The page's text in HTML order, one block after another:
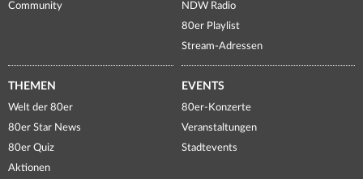
Community
NDW Radio
80er Playlist
Stream-Adressen
THEMEN
Welt der 80er
80er Star News
80er Quiz
Aktionen
EVENTS
80er-Konzerte
Veranstaltungen
Stadtevents